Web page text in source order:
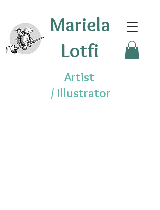
Mariela
Lotfi
Artist
/ Illustrator